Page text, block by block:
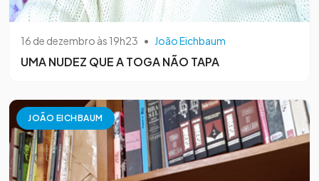
16 de dezembro às 19h23 • João Eichbaum
UMA NUDEZ QUE A TOGA NÃO TAPA
JOÃO EICHBAUM